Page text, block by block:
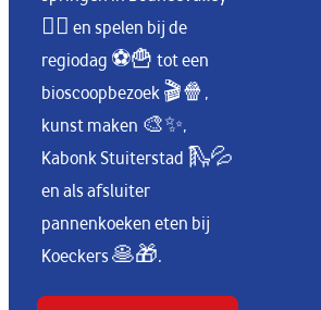
🤸‍♂️ en spelen bij de
regiodag ⚽🍟 tot een
bioscoopbezoek 🎬🍿,
kunst maken 🎨✨,
Kabonk Stuiterstad 🛝💦
en als afsluiter
pannenkoeken eten bij
Koeckers 🥞🎁.